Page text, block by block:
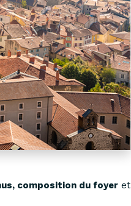
composition du foyer et